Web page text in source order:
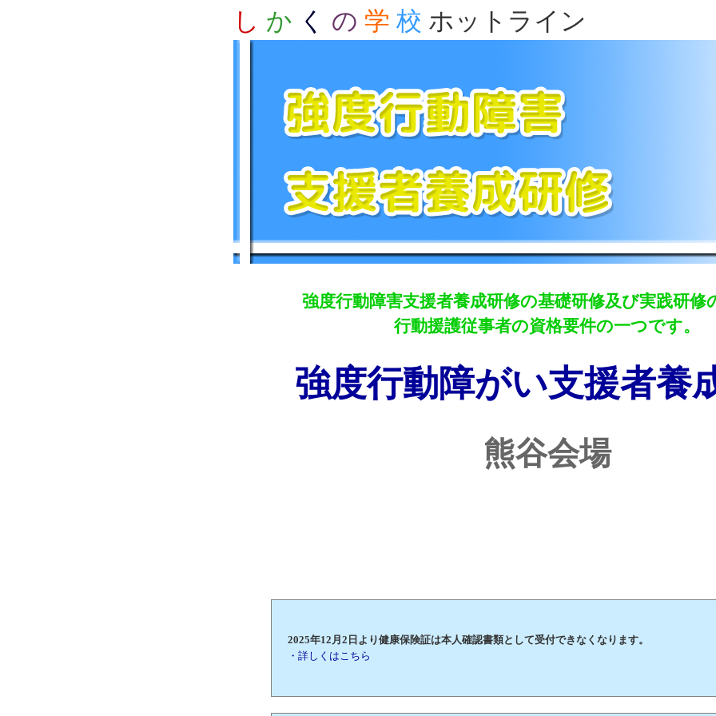
し か く の 学 校 ホットライン
強度行動障害支援者養成研修の基礎研修及び実践研修
行動援護従事者の資格要件の一つです。
強度行動障がい支援者養
熊谷会場
2025年12月2日より健康保険証は本人確認書類として受付できなくなります。
・詳しくはこちら